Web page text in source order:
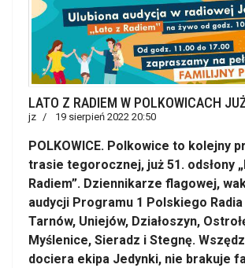
LATO Z RADIEM W POLKOWICACH
jz 19 sierpień 2022 20:50
POLKOWICE. Polkowice to kolejny
trasie tegorocznej, już 51. odsłony
Radiem”. Dziennikarze flagowej,
audycji Programu 1 Polskiego
Tarnów, Uniejów, Działoszyn,
Myślenice, Sieradz i Stegnę.
dociera ekipa Jedynki, nie brakuje